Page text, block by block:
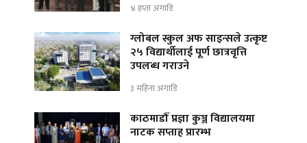
४ हप्ता अगाडि
ग्लोबल स्कुल अफ साइन्सले उत्कृष्ट
२५ विद्यार्थीलाई पूर्ण छात्रवृत्ति
उपलब्ध गराउने
३ महिना अगाडि
काठमाडौँ प्रज्ञा कुञ्ज विद्यालयमा
नाटक सप्ताह प्रारम्भ